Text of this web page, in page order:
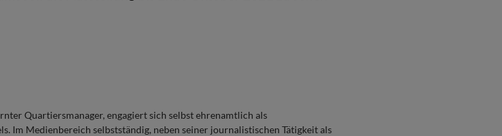
Quartiersmanager, engagiert sich selbst ehrenamtlich als
Im Medienbereich selbstständig, neben seiner journalistischen Tätigkeit als